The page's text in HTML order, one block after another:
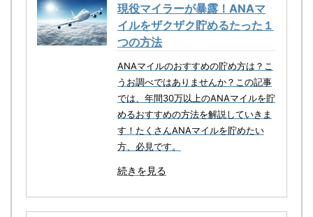
現役マイラーが暴露！ANAマ
イルをザクザク貯めるたった１
つの方法
ANAマイルのおすすめの貯め方は？こ
うお調べではありませんか？この記事
では、年間30万以上のANAマイルを貯
めるおすすめの方法を解説していきま
す！たくさんANAマイルを貯めたい
方、必見です。
続きを見る